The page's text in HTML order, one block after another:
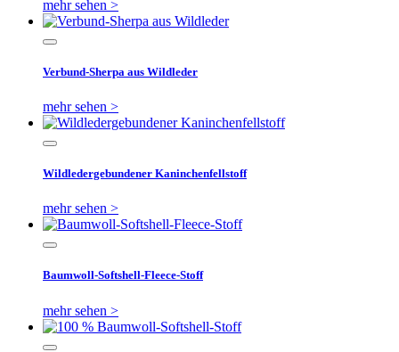
mehr sehen >
Verbund-Sherpa aus Wildleder
mehr sehen >
Wildledergebundener Kaninchenfellstoff
mehr sehen >
Baumwoll-Softshell-Fleece-Stoff
mehr sehen >